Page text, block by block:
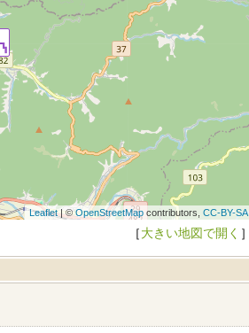
Leaflet| ©OpenStreetMapcontributors, CC-BY-SA
［大きい地図で開く ］